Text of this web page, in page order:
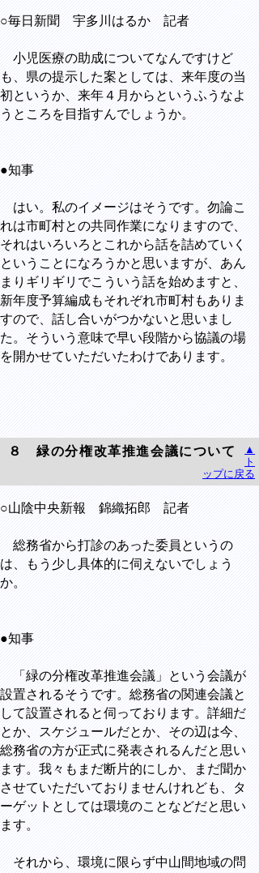
○毎日新聞 宇多川はるか 記者
小児医療の助成についてなんですけど
も、県の提示した案としては、来年度の当
初というか、来年４月からというふうなよ
うところを目指すんでしょうか。
●知事
はい。私のイメージはそうです。勿論こ
れは市町村との共同作業になりますので、
それはいろいろとこれから話を詰めていく
ということになろうかと思いますが、あん
まりギリギリでこういう話を始めますと、
新年度予算編成もそれぞれ市町村もありま
すので、話し合いがつかないと思いまし
た。そういう意味で早い段階から協議の場
を開かせていただいたわけであります。
８ 緑の分権改革推進会議について
▲
ト
ップに戻る
○山陰中央新報 錦織拓郎 記者
総務省から打診のあった委員というの
は、もう少し具体的に伺えないでしょう
か。
●知事
「緑の分権改革推進会議」という会議が
設置されるそうです。総務省の関連会議と
して設置されると伺っております。詳細だ
とか、スケジュールだとか、その辺は今、
総務省の方が正式に発表されるんだと思い
ます。我々もまだ断片的にしか、まだ聞か
させていただいておりませんけれども、タ
ーゲットとしては環境のことなどだと思い
ます。
それから、環境に限らず中山間地域の問